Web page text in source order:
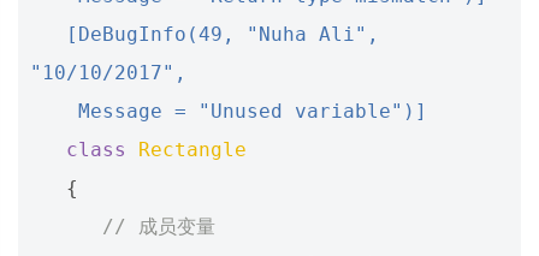
"10/10/2017",
    Message = "Unused variable")]
class
Rectangle
{
// 成员变量